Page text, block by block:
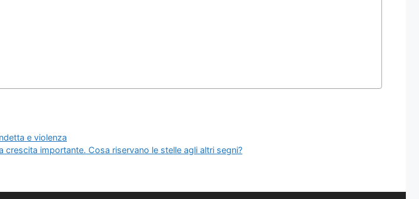
e violenza
importante. Cosa riservano le stelle agli altri segni?